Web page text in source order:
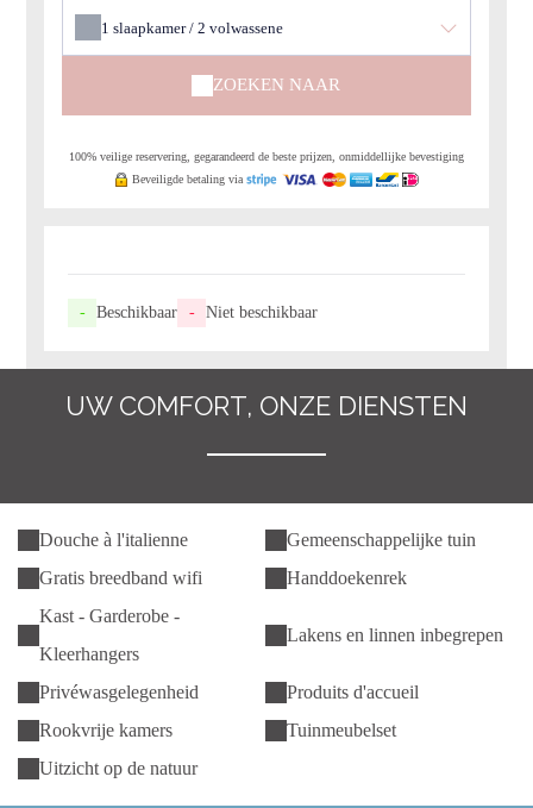
1slaapkamer /2volwassene
ZOEKEN NAAR
100% veilige reservering, gegarandeerd de beste prijzen, onmiddellijke bevestiging
Beveiligde betaling via
- Beschikbaar - Niet beschikbaar
UW COMFORT, ONZE DIENSTEN
Douche à l'italienne
Gemeenschappelijke tuin
Gratis breedband wifi
Handdoekenrek
Kast - Garderobe -
Kleerhangers
Lakens en linnen inbegrepen
Privéwasgelegenheid
Produits d'accueil
Rookvrije kamers
Tuinmeubelset
Uitzicht op de natuur